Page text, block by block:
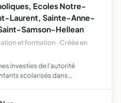
Ecoles Notre-
Laurent, Sainte-Anne-
Samson-Hellean
et formation · Créée en
investies de l'autorité
scolarisés dans